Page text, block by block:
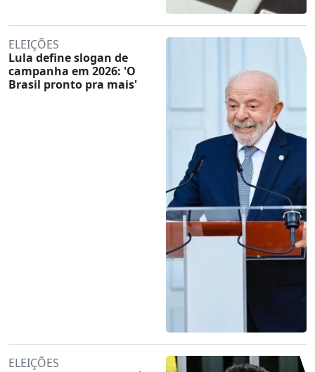
ELEIÇÕES
Lula define slogan de
campanha em 2026: 'O
Brasil pronto pra mais'
ELEIÇÕES